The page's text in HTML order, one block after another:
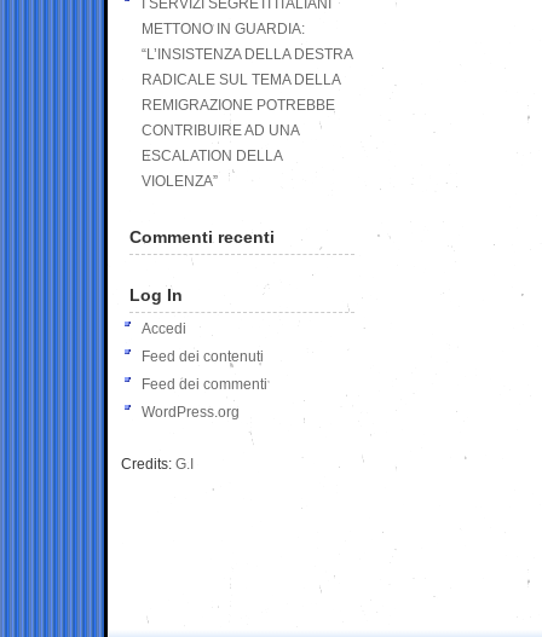
I SERVIZI SEGRETI ITALIANI
METTONO IN GUARDIA:
“L’INSISTENZA DELLA DESTRA
RADICALE SUL TEMA DELLA
REMIGRAZIONE POTREBBE
CONTRIBUIRE AD UNA
ESCALATION DELLA
VIOLENZA”
Commenti recenti
Log In
Accedi
Feed dei contenuti
Feed dei commenti
WordPress.org
Credits: G.I